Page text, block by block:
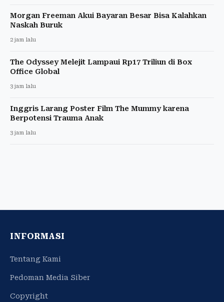
Morgan Freeman Akui Bayaran Besar Bisa Kalahkan
Naskah Buruk
2 jam lalu
The Odyssey Melejit Lampaui Rp17 Triliun di Box
Office Global
3 jam lalu
Inggris Larang Poster Film The Mummy karena
Berpotensi Trauma Anak
3 jam lalu
INFORMASI
Tentang Kami
Pedoman Media Siber
Copyright